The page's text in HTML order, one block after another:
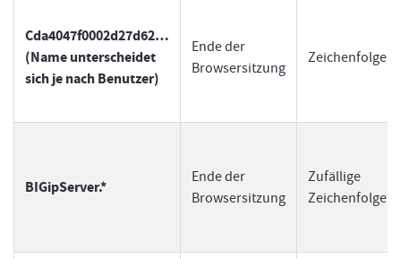
Cda4047f0002d27d62…
(Name unterscheidet
sich je nach Benutzer)
Ende der
Browsersitzung
Zeichenfolge
BIGipServer.*
Ende der
Browsersitzung
Zufällige
Zeichenfolge